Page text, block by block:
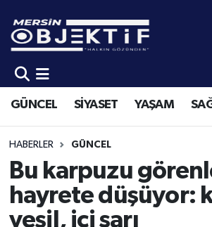
GÜNCEL SİYASET YAŞAM
HABERLER GÜNCEL
Bu karpuzu
hayrete düşüyor:
yeşil, içi sarı
GÜNCEL
SİYASET
YAŞAM
SAĞLIK
EKONOMİ
Mersin Hava Durumu
Mersin Trafik Yoğunluk Haritası
Süper Lig Puan Durumu ve
Tüm Manşetler
Son Dakika Haberleri